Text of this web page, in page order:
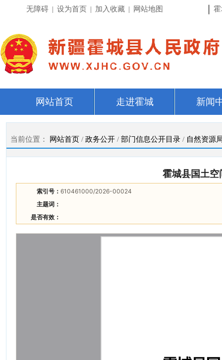
无障碍 | 设为首页 | 加入收藏 | 网站地图
网站首页 走进霍城 新闻
当前位置： 网站首页 / 政务公开 / 部门信息公开目录 / 自然资源
霍城县国土空
索引号： 610461000/2026-00024
主题词：
是否有效：